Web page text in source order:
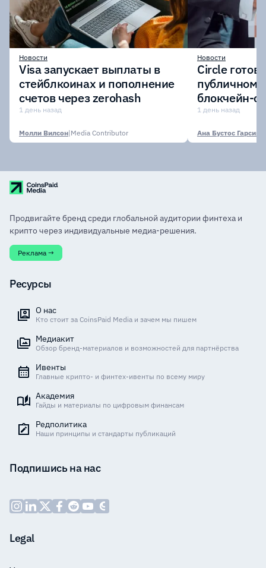
Новости
Visa запускает выплаты в
стейблкоинах и пополнение
счетов через zerohash
1 день назад
Молли Вилсон|Media Contributor
Новости
Circle
публичному
блокчейн-
участии
1 день назад
Ана Бустос Гарсия
Продвигайте бренд среди глобальной аудитории финтеха и
крипто через индивидуальные медиа-решения.
Реклама →
Ресурсы
О нас
Кто стоит за CoinsPaid Media и зачем мы пишем
Медиакит
Обзор бренд-материалов и возможностей для партнёрства
Ивенты
Главные крипто- и финтех-ивенты по всему миру
Академия
Гайды и материалы по цифровым финансам
Редполитика
Наши принципы и стандарты публикаций
Подпишись на нас
Legal